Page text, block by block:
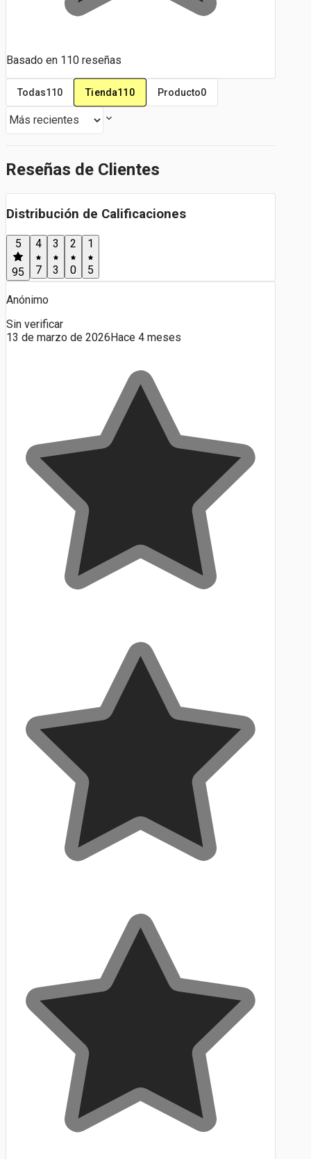
Basado en 110 reseñas
Todas110 Tienda110 Producto0
Reseñas de Clientes
Distribución de Calificaciones
5
95
4
7
3
3
2
0
1
5
Anónimo
Sin verificar
13 de marzo de 2026Hace 4 meses